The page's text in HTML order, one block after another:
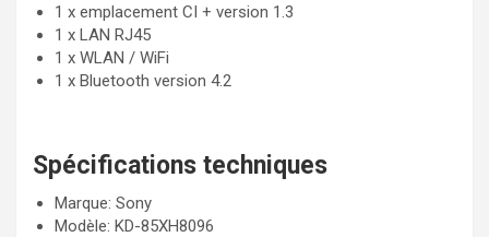
1 x emplacement CI + version 1.3
1 x LAN RJ45
1 x WLAN / WiFi
1 x Bluetooth version 4.2
Spécifications techniques
Marque: Sony
Modèle: KD-85XH8096